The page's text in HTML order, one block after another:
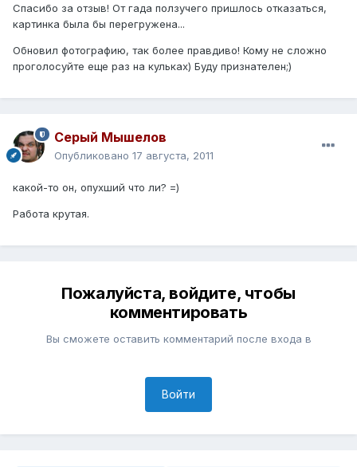
Спасибо за отзыв! От гада ползучего пришлось отказаться,
картинка была бы перегружена...
Обновил фотографию, так более правдиво! Кому не сложно
проголосуйте еще раз на кульках) Буду признателен;)
Серый Мышелов
Опубликовано 17 августа, 2011
какой-то он, опухший что ли? =)
Работа крутая.
Пожалуйста, войдите, чтобы
комментировать
Вы сможете оставить комментарий после входа в
Войти